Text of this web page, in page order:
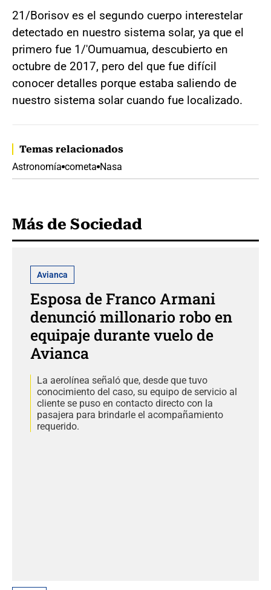
21/Borisov es el segundo cuerpo interestelar
detectado en nuestro sistema solar, ya que el
primero fue 1/'Oumuamua, descubierto en
octubre de 2017, pero del que fue difícil
conocer detalles porque estaba saliendo de
nuestro sistema solar cuando fue localizado.
Temas relacionados
Astronomía cometa Nasa
Más de Sociedad
Avianca
Esposa de Franco Armani
denunció millonario robo en
equipaje durante vuelo de
Avianca
La aerolínea señaló que, desde que tuvo
conocimiento del caso, su equipo de servicio al
cliente se puso en contacto directo con la
pasajera para brindarle el acompañamiento
requerido.